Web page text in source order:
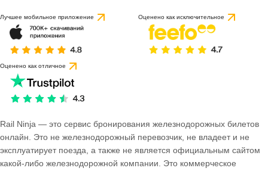
Лучшее мобильное приложение Оценено как исключительное
Оценено как отличное
Rail Ninja — это сервис бронирования железнодорожных билетов
онлайн. Это не железнодорожный перевозчик, не владеет и не
эксплуатирует поезда, а также не является официальным сайтом
какой-либо железнодорожной компании. Это коммерческое